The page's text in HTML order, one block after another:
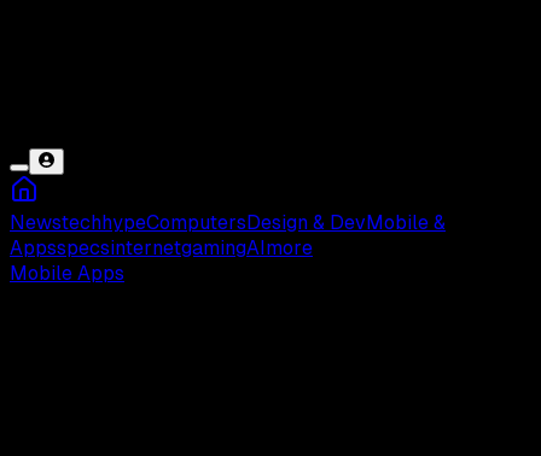
NewstechhypeComputers Design & Dev Mobile &
AppsspecsinternetgamingAI more
Mobile Apps